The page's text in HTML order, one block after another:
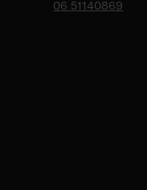
06 51140869